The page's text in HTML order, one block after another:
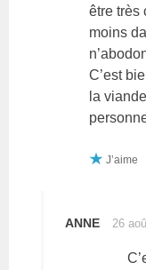
être très
moins
C’est
la
J’aime
ANNE 26